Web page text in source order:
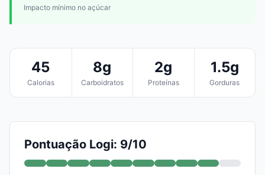
Impacto mínimo no açúcar
45
Calorias
8g
Carboidratos
2g
Proteínas
1.5g
Gorduras
Pontuação Logi: 9/10